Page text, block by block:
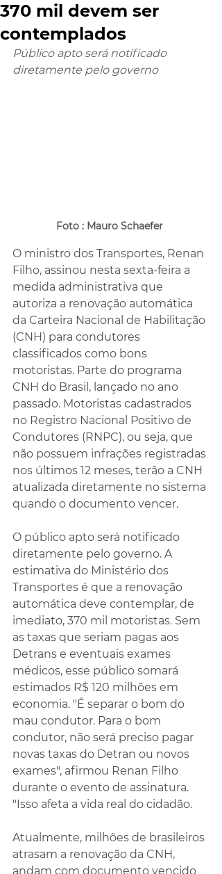
370 mil devem ser
contemplados
Público apto será notificado
diretamente pelo governo
Foto : Mauro Schaefer
O ministro dos Transportes, Renan
Filho, assinou nesta sexta-feira a
medida administrativa que
autoriza a renovação automática
da Carteira Nacional de Habilitação
(CNH) para condutores
classificados como bons
motoristas. Parte do programa
CNH do Brasil, lançado no ano
passado. Motoristas cadastrados
no Registro Nacional Positivo de
Condutores (RNPC), ou seja, que
não possuem infrações registradas
nos últimos 12 meses, terão a CNH
atualizada diretamente no sistema
quando o documento vencer.
O público apto será notificado
diretamente pelo governo. A
estimativa do Ministério dos
Transportes é que a renovação
automática deve contemplar, de
imediato, 370 mil motoristas. Sem
as taxas que seriam pagas aos
Detrans e eventuais exames
médicos, esse público somará
estimados R$ 120 milhões em
economia. "É separar o bom do
mau condutor. Para o bom
condutor, não será preciso pagar
novas taxas do Detran ou novos
exames", afirmou Renan Filho
durante o evento de assinatura.
"Isso afeta a vida real do cidadão.
Atualmente, milhões de brasileiros
atrasam a renovação da CNH,
andam com documento vencido